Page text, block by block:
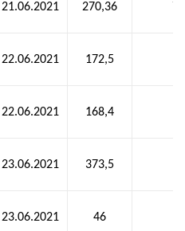
21.06.2021 270,36
22.06.2021 172,5
22.06.2021 168,4
23.06.2021 373,5
23.06.2021 46